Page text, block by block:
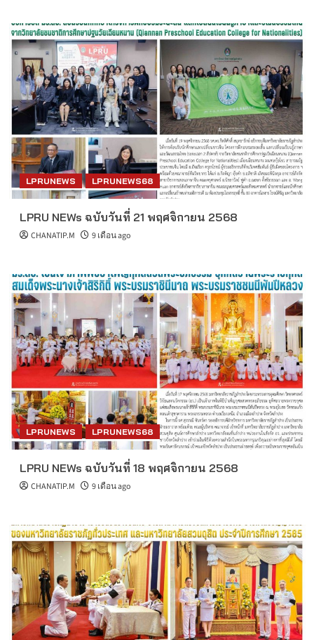
LPRUNEWS LPRUNEWS68
LPRU NEWs ฉบับวันที่ 21 พฤศจิกายน 2568
CHANATIP.M 9 เดือน ago
LPRUNEWS LPRUNEWS68
LPRU NEWs ฉบับวันที่ 18 พฤศจิกายน 2568
CHANATIP.M 9 เดือน ago